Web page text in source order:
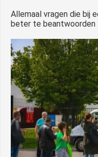
Allemaal vragen die bij
beter te beantwoorden